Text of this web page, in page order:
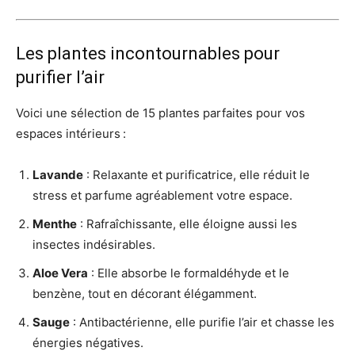
Les plantes incontournables pour
purifier l’air
Voici une sélection de 15 plantes parfaites pour vos
espaces intérieurs :
Lavande : Relaxante et purificatrice, elle réduit le
stress et parfume agréablement votre espace.
Menthe : Rafraîchissante, elle éloigne aussi les
insectes indésirables.
Aloe Vera : Elle absorbe le formaldéhyde et le
benzène, tout en décorant élégamment.
Sauge : Antibactérienne, elle purifie l’air et chasse les
énergies négatives.